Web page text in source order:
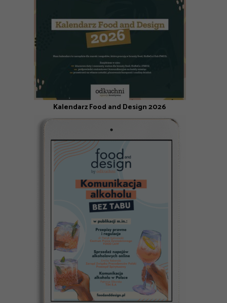
Kalendarz Food and Design 2026